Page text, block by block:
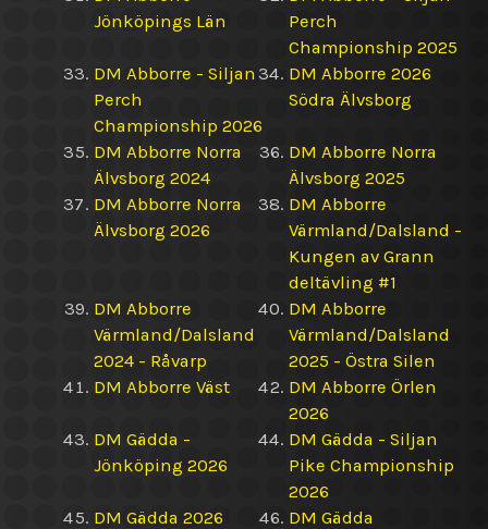
Jönköpings Län
Perch
Championship 2025
DM Abborre - Siljan
Perch
Championship 2026
DM Abborre 2026
Södra Älvsborg
DM Abborre Norra
Älvsborg 2024
DM Abborre Norra
Älvsborg 2025
DM Abborre Norra
Älvsborg 2026
DM Abborre
Värmland/Dalsland -
Kungen av Grann
deltävling #1
DM Abborre
Värmland/Dalsland
2024 - Råvarp
DM Abborre
Värmland/Dalsland
2025 - Östra Silen
DM Abborre Väst
DM Abborre Örlen
2026
DM Gädda -
Jönköping 2026
DM Gädda - Siljan
Pike Championship
2026
DM Gädda 2026
DM Gädda